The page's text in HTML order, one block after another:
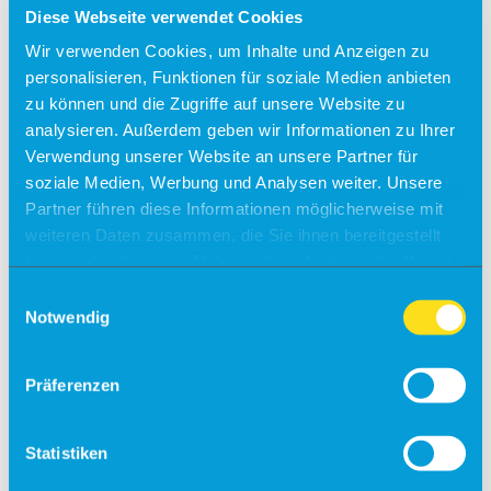
Diese Webseite verwendet Cookies
Wir verwenden Cookies, um Inhalte und Anzeigen zu
personalisieren, Funktionen für soziale Medien anbieten
zu können und die Zugriffe auf unsere Website zu
analysieren. Außerdem geben wir Informationen zu Ihrer
Verwendung unserer Website an unsere Partner für
soziale Medien, Werbung und Analysen weiter. Unsere
Partner führen diese Informationen möglicherweise mit
weiteren Daten zusammen, die Sie ihnen bereitgestellt
Notwendig
Präferenzen
Statistiken
Unsere Reisepartner
vianova
Flugplan
Check-in
Einreiseverordnung
Anfahrt
Kostenfreies Parken
Gepäck
Allgemein
Tiere
Free Wifi